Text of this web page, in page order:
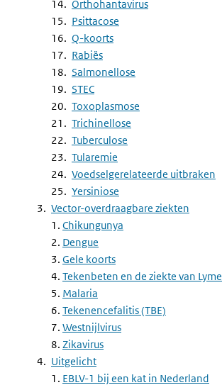
Orthohantavirus
Psittacose
Q-koorts
Rabiës
Salmonellose
STEC
Toxoplasmose
Trichinellose
Tuberculose
Tularemie
Voedselgerelateerde uitbraken
Yersiniose
Vector-overdraagbare ziekten
1. Chikungunya
2. Dengue
3. Gele koorts
4. Tekenbeten en de ziekte van Lyme
5. Malaria
6. Tekenencefalitis (TBE)
7. Westnijlvirus
8. Zikavirus
Uitgelicht
1. EBLV-1 bij een kat in Nederland